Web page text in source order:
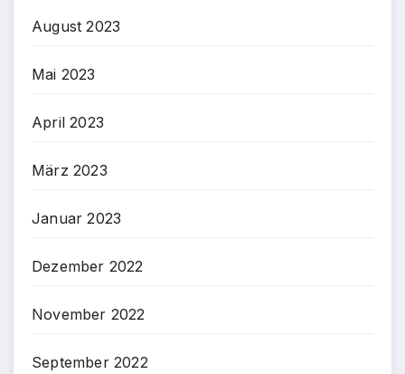
August 2023
Mai 2023
April 2023
März 2023
Januar 2023
Dezember 2022
November 2022
September 2022